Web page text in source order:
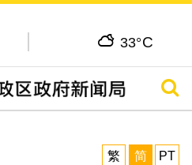
33°C
搜寻
繁
简 PT